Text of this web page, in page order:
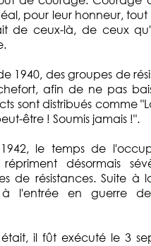
pour leur honneur,
de ceux-là, de ceux
1940, des groupes de
afin de ne pas
sont distribués comme
être ! Soumis jamais !".
le temps de
désormais
de résistances. Suite
à l'entrée en guerre
était, il fût exécuté le 3